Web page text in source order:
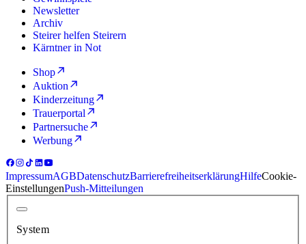
Newsletter
Archiv
Steirer helfen Steirern
Kärntner in Not
Shop
Auktion
Kinderzeitung
Trauerportal
Partnersuche
Werbung
ImpressumAGBDatenschutzBarrierefreiheitserklärungHilfeCookie-
EinstellungenPush-Mitteilungen
System